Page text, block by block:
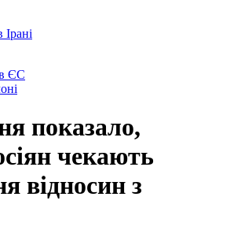
Ірані
ЄС
показало,
чекають
відносин з